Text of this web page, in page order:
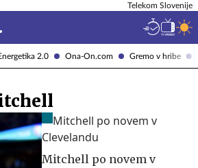
2.0 Ona-On.com Gremo v hribe
Telekom Slovenije
Mitchell po novem v